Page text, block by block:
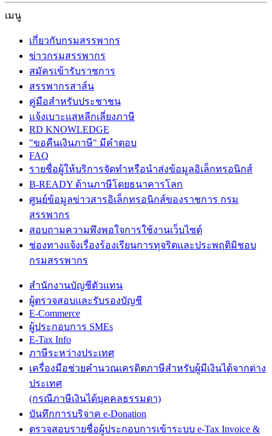
เมนู
เกี่ยวกับกรมสรรพากร
ข่าวกรมสรรพากร
สมัครเข้ารับราชการ
สรรพากรสาส์น
คู่มือสำหรับประชาชน
แจ้งเบาะแสหลีกเลี่ยงภาษี
RD KNOWLEDGE
"ขอคืนเงินภาษี" มีคำตอบ
FAQ
รายชื่อผู้ให้บริการจัดทำหรือนำส่งข้อมูลอิเล็กทรอนิกส์
B-READY ด้านภาษีโดยธนาคารโลก
ศูนย์ข้อมูลข่าวสารอิเล็กทรอนิกส์ของราชการ กรม
สรรพากร
สอบถามความพึงพอใจการใช้งานเว็บไซต์
ช่องทางแจ้งเรื่องร้องเรียนการทุจริตและประพฤติมิชอบ
กรมสรรพากร
สำนักงานบัญชีตัวแทน
ผู้ตรวจสอบและรับรองบัญชี
E-Commerce
ผู้ประกอบการ SMEs
E-Tax Info
ภาษีระหว่างประเทศ
เครื่องมือช่วยคำนวณเครดิตภาษีสำหรับผู้มีเงินได้จากต่าง
ประเทศ
(กรณีภาษีเงินได้บุคคลธรรมดา)
บันทึกการบริจาค e-Donation
ตรวจสอบรายชื่อผู้ประกอบการเข้าระบบ e-Tax Invoice &